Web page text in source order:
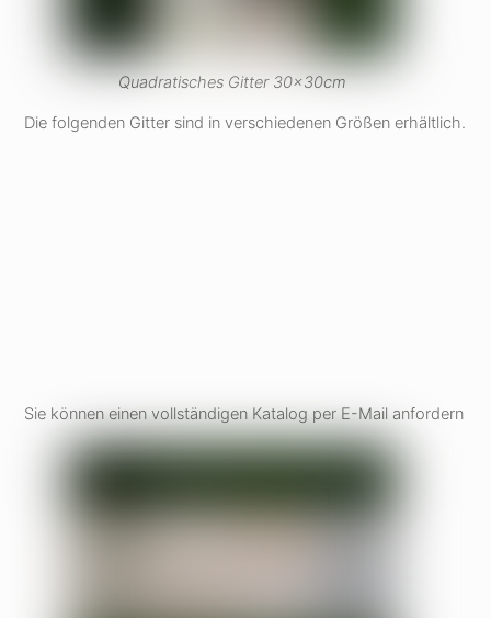
Quadratisches Gitter 30x30cm
Die folgenden Gitter sind in verschiedenen Größen erhältlich.
Sie können einen vollständigen Katalog per E-Mail anfordern